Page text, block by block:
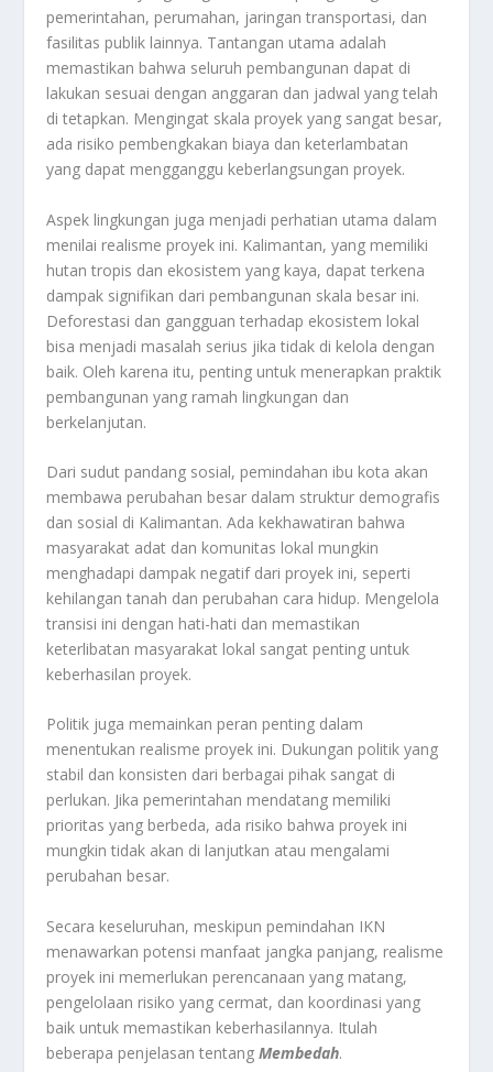
pemerintahan, perumahan, jaringan transportasi, dan
fasilitas publik lainnya. Tantangan utama adalah
memastikan bahwa seluruh pembangunan dapat di
lakukan sesuai dengan anggaran dan jadwal yang telah
di tetapkan. Mengingat skala proyek yang sangat besar,
ada risiko pembengkakan biaya dan keterlambatan
yang dapat mengganggu keberlangsungan proyek.
Aspek lingkungan juga menjadi perhatian utama dalam
menilai realisme proyek ini. Kalimantan, yang memiliki
hutan tropis dan ekosistem yang kaya, dapat terkena
dampak signifikan dari pembangunan skala besar ini.
Deforestasi dan gangguan terhadap ekosistem lokal
bisa menjadi masalah serius jika tidak di kelola dengan
baik. Oleh karena itu, penting untuk menerapkan praktik
pembangunan yang ramah lingkungan dan
berkelanjutan.
Dari sudut pandang sosial, pemindahan ibu kota akan
membawa perubahan besar dalam struktur demografis
dan sosial di Kalimantan. Ada kekhawatiran bahwa
masyarakat adat dan komunitas lokal mungkin
menghadapi dampak negatif dari proyek ini, seperti
kehilangan tanah dan perubahan cara hidup. Mengelola
transisi ini dengan hati-hati dan memastikan
keterlibatan masyarakat lokal sangat penting untuk
keberhasilan proyek.
Politik juga memainkan peran penting dalam
menentukan realisme proyek ini. Dukungan politik yang
stabil dan konsisten dari berbagai pihak sangat di
perlukan. Jika pemerintahan mendatang memiliki
prioritas yang berbeda, ada risiko bahwa proyek ini
mungkin tidak akan di lanjutkan atau mengalami
perubahan besar.
Secara keseluruhan, meskipun pemindahan IKN
menawarkan potensi manfaat jangka panjang, realisme
proyek ini memerlukan perencanaan yang matang,
pengelolaan risiko yang cermat, dan koordinasi yang
baik untuk memastikan keberhasilannya. Itulah
beberapa penjelasan tentangMembedah.